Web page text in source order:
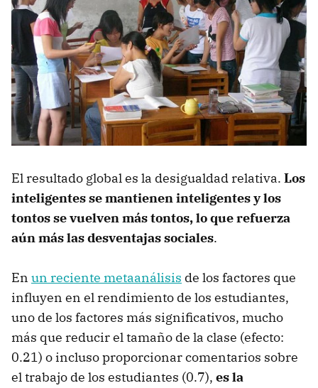
El resultado global es la desigualdad relativa. Los
inteligentes se mantienen inteligentes y los
tontos se vuelven más tontos, lo que refuerza
aún más las desventajas sociales.
En un reciente metaanálisis de los factores que
influyen en el rendimiento de los estudiantes,
uno de los factores más significativos, mucho
más que reducir el tamaño de la clase (efecto:
0.21) o incluso proporcionar comentarios sobre
el trabajo de los estudiantes (0.7), es la